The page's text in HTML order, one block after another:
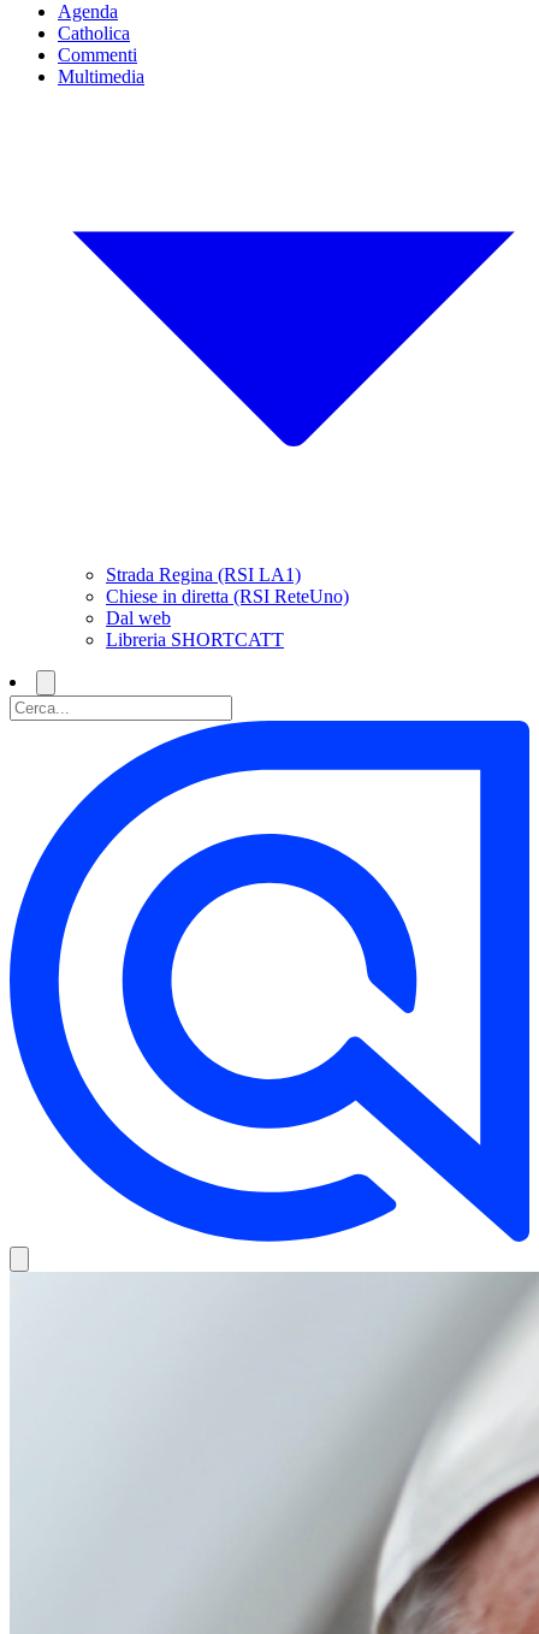
Agenda
Catholica
Commenti
Multimedia
Strada Regina (RSI LA1)
Chiese in diretta (RSI ReteUno)
Dal web
Libreria SHORTCATT